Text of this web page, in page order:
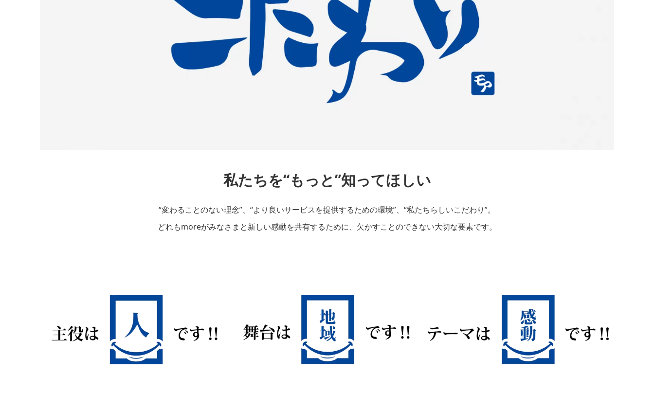
私たちを“もっと”知ってほしい
“変わることのない理念”、“より良いサービスを提供するための環境”、“私たちらしいこだわり”。
どれもmoreがみなさまと新しい感動を共有するために、欠かすことのできない大切な要素です。